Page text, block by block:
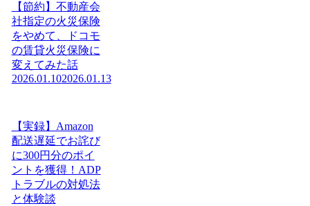
【節約】不動産会
社指定の火災保険
をやめて、ドコモ
の賃貸火災保険に
変えてみた話
2026.01.102026.01.13
【実録】Amazon
配送遅延でお詫び
に300円分のポイ
ントを獲得！ADP
トラブルの対処法
と体験談